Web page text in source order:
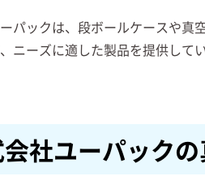
パックは、段ボールケースや真
ニーズに適した製品を提供して
社ユーパック